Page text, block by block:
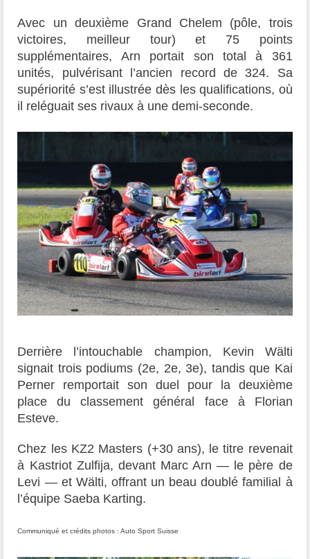
Avec un deuxième Grand Chelem (pôle, trois
victoires, meilleur tour) et 75 points
supplémentaires, Arn portait son total à 361
unités, pulvérisant l’ancien record de 324. Sa
supériorité s’est illustrée dès les qualifications, où
il reléguait ses rivaux à une demi-seconde.
Derrière l’intouchable champion, Kevin Wälti
signait trois podiums (2e, 2e, 3e), tandis que Kai
Perner remportait son duel pour la deuxième
place du classement général face à Florian
Esteve.
Chez les KZ2 Masters (+30 ans), le titre revenait
à Kastriot Zulfija, devant Marc Arn — le père de
Levi — et Wälti, offrant un beau doublé familial à
l’équipe Saeba Karting.
Communiqué et crédits photos : Auto Sport Suisse